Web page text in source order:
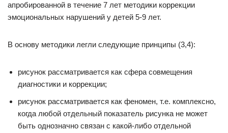
апробированной в течение 7 лет методики коррекции
эмоциональных нарушений у детей 5-9 лет.
В основу методики легли следующие принципы (3,4):
рисунок рассматривается как сфера совмещения
диагностики и коррекции;
рисунок рассматривается как феномен, т.е. комплексно,
когда любой отдельный показатель рисунка не может
быть однозначно связан с какой-либо отдельной